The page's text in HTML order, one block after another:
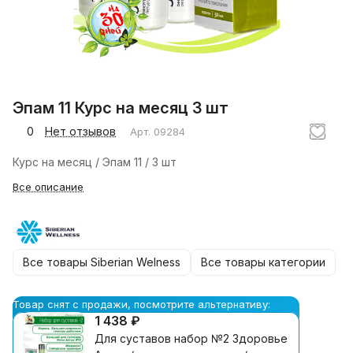
Эпам 11 Курс на месяц 3 шт
0 Нет отзывов Арт. 09284
Курс на месяц / Эпам 11 / 3 шт
Все описание
Все товары Siberian Welness Все товары категории
Товар снят с продажи, посмотрите альтернативу:
1 438 ₽
Для суставов набор №2 Здоровье